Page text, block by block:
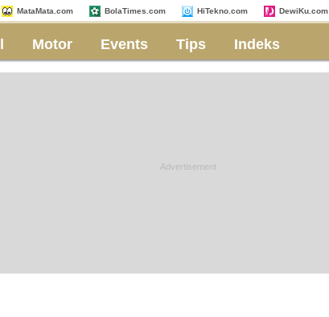
MataMata.com BolaTimes.com HiTekno.com DewiKu.com
Motor Events Tips Indeks